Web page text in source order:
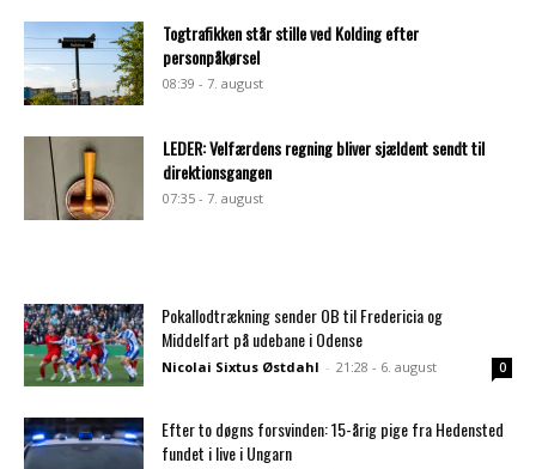
Togtrafikken står stille ved Kolding efter
personpåkørsel
08:39 - 7. august
LEDER: Velfærdens regning bliver sjældent sendt til
direktionsgangen
07:35 - 7. august
Pokallodtrækning sender OB til Fredericia og
Middelfart på udebane i Odense
Nicolai Sixtus Østdahl - 21:28 - 6. august 0
Efter to døgns forsvinden: 15-årig pige fra Hedensted
fundet i live i Ungarn